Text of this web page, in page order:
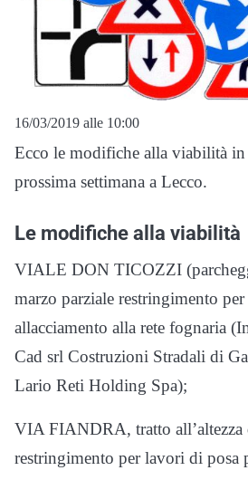
16/03/2019 alle 10:00
Ecco le modifiche alla viabilità
prossima settimana a Lecco.
Le modifiche alla viabilità
VIALE DON TICOZZI
marzo parziale restringimento
allacciamento alla rete fognaria
Cad srl Costruzioni Stradali di
Lario Reti Holding Spa);
VIA FIANDRA, tratto all’altezza
restringimento per lavori di posa